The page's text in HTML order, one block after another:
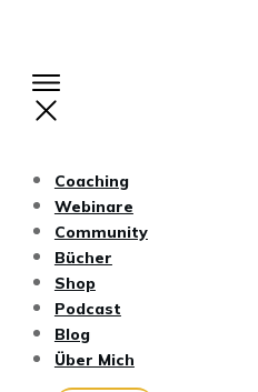
Coaching
Webinare
Community
Bücher
Shop
Podcast
Blog
Über Mich